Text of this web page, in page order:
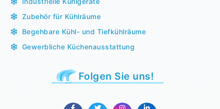
Zubehör für Kühlräume
Begehbare Kühl- und Tiefkühlräume
Gewerbliche Küchenausstattung
Folgen Sie uns!